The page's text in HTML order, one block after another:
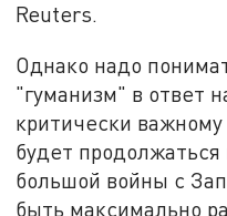
Reuters.
Однако надо
"гуманизм" в ответ
критически
будет
большой войны с
быть максимально